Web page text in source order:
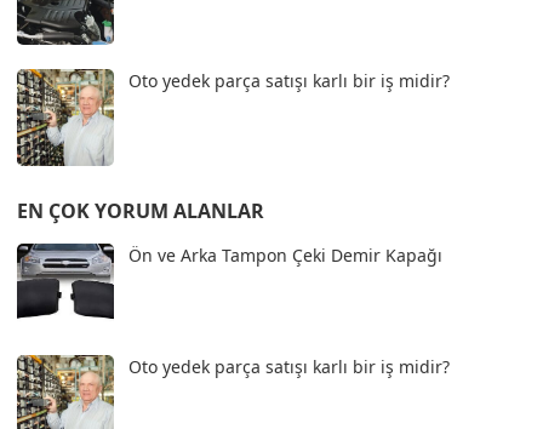
Oto yedek parça satışı karlı bir iş midir?
EN ÇOK YORUM ALANLAR
Ön ve Arka Tampon Çeki Demir Kapağı
Oto yedek parça satışı karlı bir iş midir?